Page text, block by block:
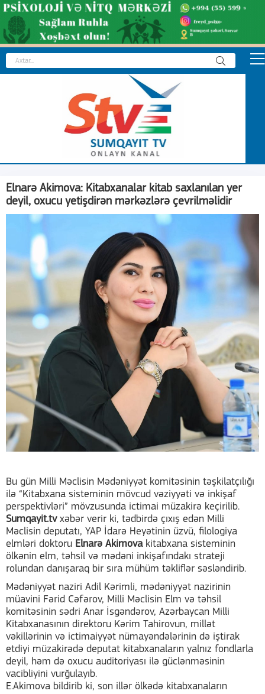
Elnarə Akimova: Kitabxanalar kitab saxlanılan yer
deyil, oxucu yetişdirən mərkəzlərə çevrilməlidir
Bu gün Milli Məclisin Mədəniyyət komitəsinin təşkilatçılığı
ilə “Kitabxana sisteminin mövcud vəziyyəti və inkişaf
perspektivləri” mövzusunda ictimai müzakirə keçirilib.
Sumqayit.tvxəbər verir ki, tədbirdə çıxış edən Milli
Məclisin deputatı, YAP İdarə Heyətinin üzvü, filologiya
elmləri doktoru Elnarə Akimovakitabxana sisteminin
ölkənin elm, təhsil və mədəni inkişafındakı strateji
rolundan danışaraq bir sıra mühüm təkliflər səsləndirib.
Mədəniyyət naziri Adil Kərimli, mədəniyyət nazirinin
müavini Fərid Cəfərov, Milli Məclisin Elm və təhsil
komitəsinin sədri Anar İsgəndərov, Azərbaycan Milli
Kitabxanasının direktoru Kərim Tahirovun, millət
vəkillərinin və ictimaiyyət nümayəndələrinin də iştirak
etdiyi müzakirədə deputat kitabxanaların yalnız fondlarla
deyil, həm də oxucu auditoriyası ilə güclənməsinin
vacibliyini vurğulayıb.
E.Akimova bildirib ki, son illər ölkədə kitabxanaların